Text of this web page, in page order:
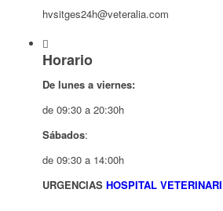
hvsitges24h@veteralia.com
Horario
De lunes a viernes:
de 09:30 a 20:30h
Sábados:
de 09:30 a 14:00h
URGENCIAS HOSPITAL